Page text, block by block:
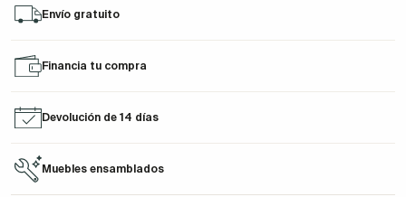
Envío gratuito
Financia tu compra
Devolución de 14 días
Muebles ensamblados